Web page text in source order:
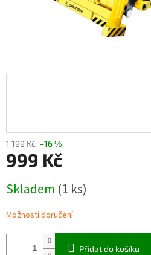
1 199 Kč –16 %
999 Kč
cena:
Skladem (1 ks)
Možnosti doručení
Přidat do košíku